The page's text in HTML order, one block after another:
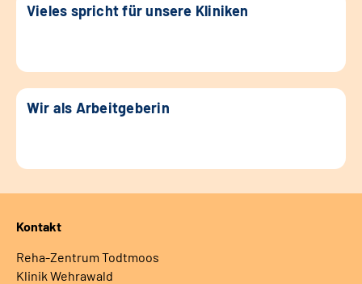
Vieles spricht für unsere Kliniken
Wir als Arbeitgeberin
Kontakt
Reha-Zentrum Todtmoos
Klinik Wehrawald